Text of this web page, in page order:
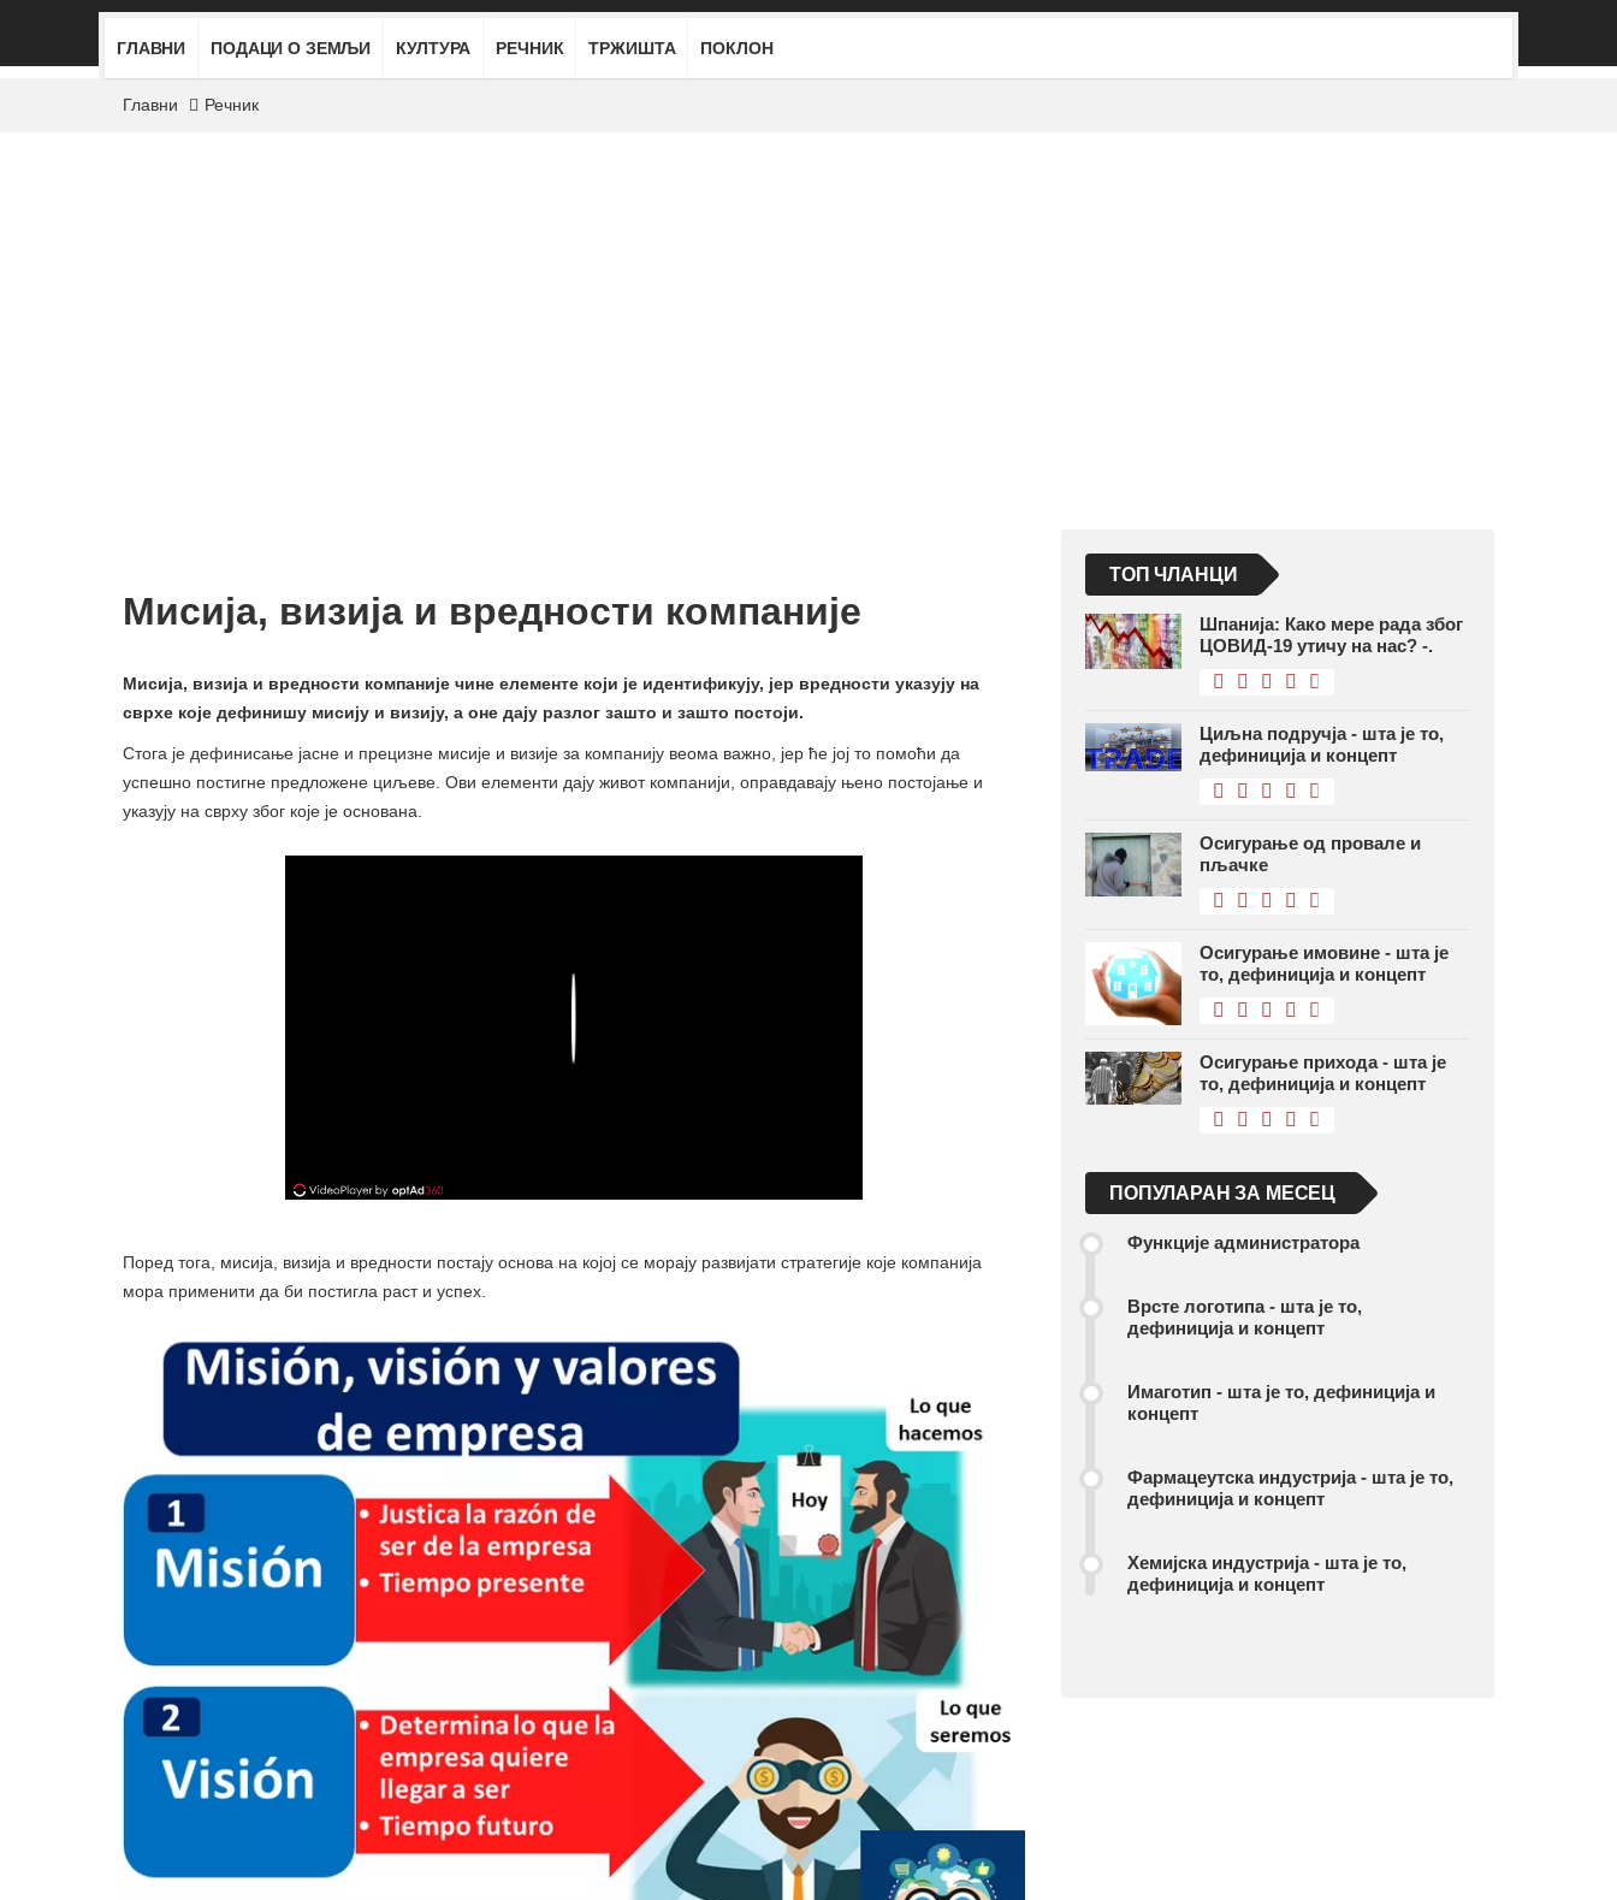
ГЛАВНИ ПОДАЦИ О ЗЕМЉИ КУЛТУРА РЕЧНИК ТРЖИШТА ПОКЛОН
Главни Речник
Мисија, визија и вредности компаније
Мисија, визија и вредности компаније чине елементе који је идентификују, јер вредности указују на
сврхе које дефинишу мисију и визију, а оне дају разлог зашто и зашто постоји.
Стога је дефинисање јасне и прецизне мисије и визије за компанију веома важно, јер ће јој то помоћи да
успешно постигне предложене циљеве. Ови елементи дају живот компанији, оправдавају њено постојање и
указују на сврху због које је основана.
Поред тога, мисија, визија и вредности постају основа на којој се морају развијати стратегије које компанија
мора применити да би постигла раст и успех.
ТОП ЧЛАНЦИ
Шпанија: Како мере рада због
ЦОВИД-19 утичу на нас? -.
Циљна подручја - шта је то,
дефиниција и концепт
Осигурање од провале и
пљачке
Осигурање имовине - шта је
то, дефиниција и концепт
Осигурање прихода - шта је
то, дефиниција и концепт
ПОПУЛАРАН ЗА МЕСЕЦ
Функције администратора
Врсте логотипа - шта је то,
дефиниција и концепт
Имаготип - шта је то, дефиниција и
концепт
Фармацеутска индустрија - шта је то,
дефиниција и концепт
Хемијска индустрија - шта је то,
дефиниција и концепт